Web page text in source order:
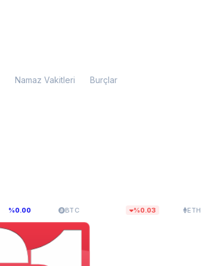
Namaz Vakitleri Burçlar
BTC $64.783,53 ETH $1.915,89